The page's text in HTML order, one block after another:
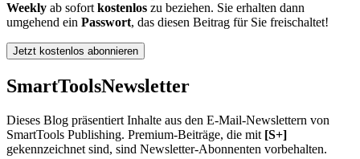
Weekly ab sofort kostenlos zu beziehen. Sie erhalten dann
umgehend ein Passwort, das diesen Beitrag für Sie freischaltet!
Jetzt kostenlos abonnieren
SmartToolsNewsletter
Dieses Blog präsentiert Inhalte aus den E-Mail-Newslettern von
SmartTools Publishing. Premium-Beiträge, die mit [S+]
gekennzeichnet sind, sind Newsletter-Abonnenten vorbehalten.